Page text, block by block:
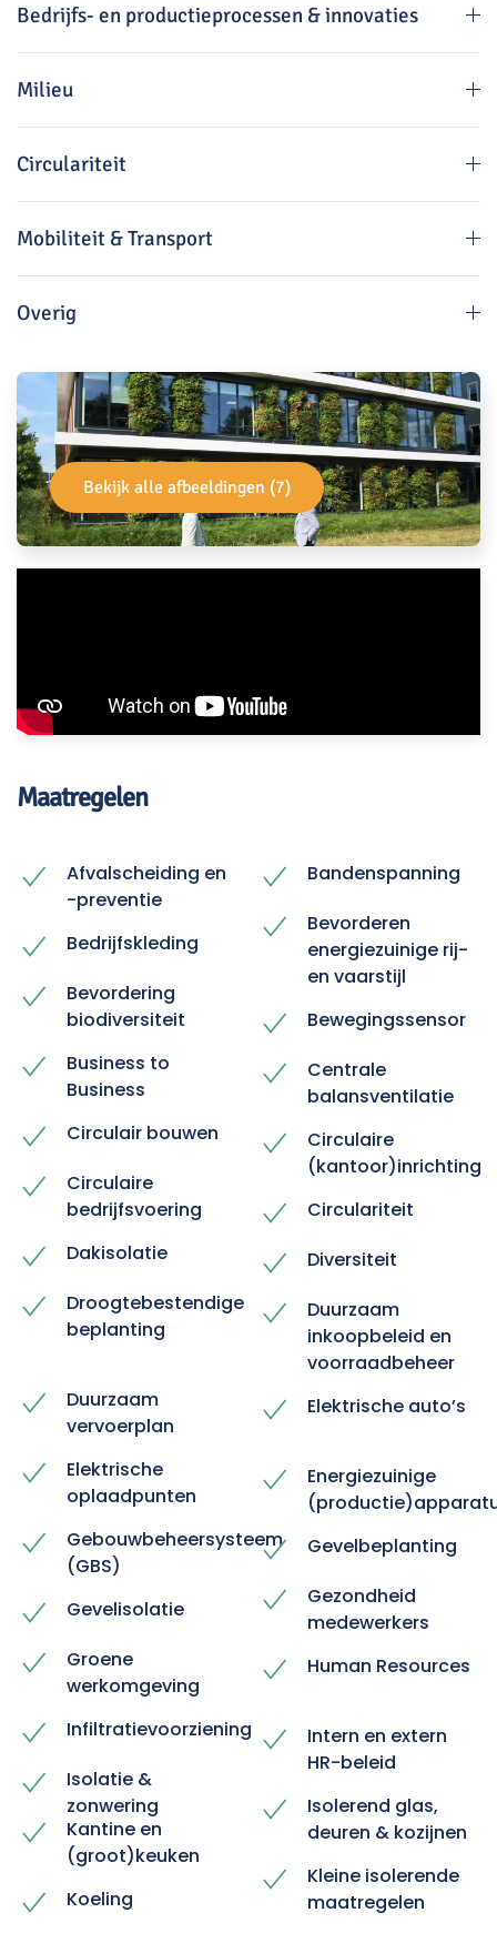
Bedrijfs- en productieprocessen & innovaties
Milieu
Circulariteit
Mobiliteit & Transport
Overig
Bekijk alle afbeeldingen (7)
Maatregelen
Afvalscheiding en
-preventie
Bandenspanning
Bedrijfskleding
Bevorderen
energiezuinige rij-
en vaarstijl
Bevordering
biodiversiteit
Bewegingssensor
Business to
Business
Centrale
balansventilatie
Circulair bouwen
Circulaire
(kantoor)inrichting
Circulaire
bedrijfsvoering
Circulariteit
Dakisolatie
Diversiteit
Droogtebestendige
beplanting
Duurzaam
inkoopbeleid en
voorraadbeheer
Duurzaam
vervoerplan
Elektrische auto’s
Elektrische
oplaadpunten
Energiezuinige
Gebouwbeheersysteem
(GBS)
Gevelbeplanting
Gevelisolatie
Gezondheid
medewerkers
Groene
werkomgeving
Human Resources
Infiltratievoorziening
Intern en extern
HR-beleid
Isolatie &
zonwering
Isolerend glas,
deuren & kozijnen
Kantine en
(groot)keuken
Kleine isolerende
maatregelen
Koeling